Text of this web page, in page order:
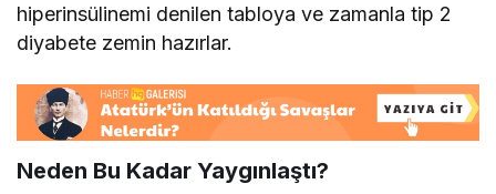
hiperinsülinemi denilen tabloya ve zamanla tip 2
diyabete zemin hazırlar.
Neden Bu Kadar Yaygınlaştı?